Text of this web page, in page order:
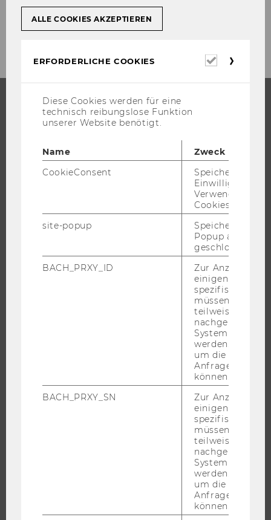
STUDIUM
BACHELOR
EXECUTIVE EDUCATION
BEWERBUNG UND ZULASSUNG
INTERNATIONALE UND INCOMING EXCHANGE STUDIERENDE
ANGEBOTE FÜR SCHULEN UND STUDIENINTERESSIERTE
FORSCHENDE
ALLE COOKIES AKZEPTIEREN
ERFORDERLICHE COOKIES
Diese Cookies werden für eine
technisch reibungslose Funktion
unserer Website benötigt.
Name
Zweck
CookieConsent
Speichert Ihre
Einwilligung zur
Verwendung von
Cookies.
site-popup
Speichert ob ein
Popup
geschlossen
BACH_PRXY_ID
Zur Anzeige von
einigen WU-
spezifischen
müssen
teilweise von
nachgelagerten
System
werden.
um die Antwort
Anfrage
können.
BACH_PRXY_SN
Zur Anzeige von
einigen WU-
spezifischen
müssen
teilweise von
nachgelagerten
System
werden.
um die Antwort
Anfrage
können.